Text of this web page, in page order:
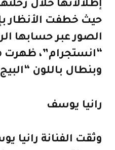
إطلالاتها خلال
حيث خطفت الأنظار
الصور عبر حسابها
“انستجرام”،
وبنطال باللون
رانيا يوسف
وثقت الفنانة رانيا